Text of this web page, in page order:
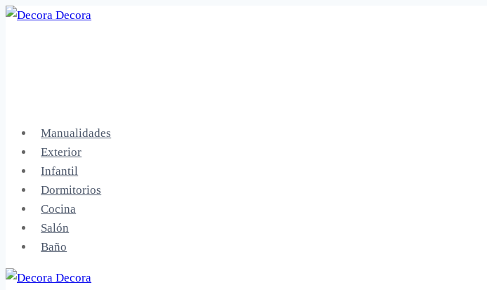
Saltar
Manualidades
Exterior
Infantil
Dormitorios
Cocina
Salón
Baño